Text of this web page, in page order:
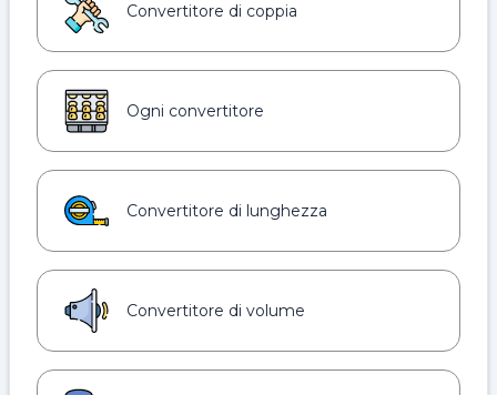
Convertitore di coppia
Ogni convertitore
Convertitore di lunghezza
Convertitore di volume